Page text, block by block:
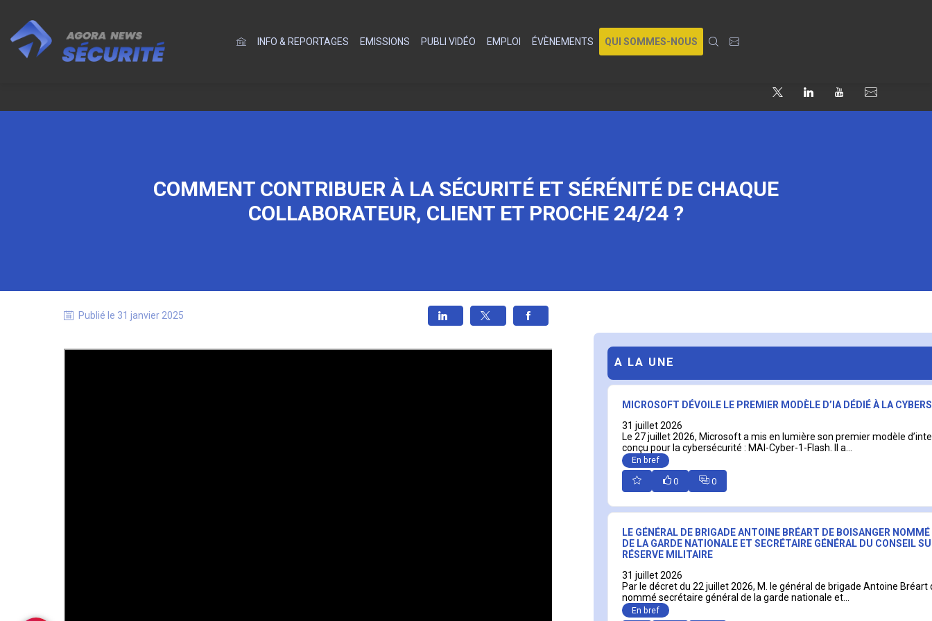
INFO & REPORTAGES EMISSIONS PUBLI VIDÉO EMPLOI ÉVÈNEMENTS QUI SOMMES-NOUS
COMMENT CONTRIBUER À LA SÉCURITÉ ET SÉRÉNITÉ DE CHAQUE
COLLABORATEUR, CLIENT ET PROCHE 24/24 ?
Publié le 31 janvier 2025
A LA UNE
MICROSOFT DÉVOILE LE PREMIER MODÈLE D’IA DÉDIÉ À LA
31 juillet 2026
Le 27 juillet 2026, Microsoft a mis en lumière son premier modèle
conçu pour la cybersécurité : MAI-Cyber-1-Flash. Il a...
En bref
0 0
LE GÉNÉRAL DE BRIGADE ANTOINE BRÉART DE BOISANGER
DE LA GARDE NATIONALE ET SECRÉTAIRE GÉNÉRAL DU CONSEIL
RÉSERVE MILITAIRE
31 juillet 2026
Par le décret du 22 juillet 2026, M. le général de brigade Antoine Bréart
nommé secrétaire général de la garde nationale et...
En bref